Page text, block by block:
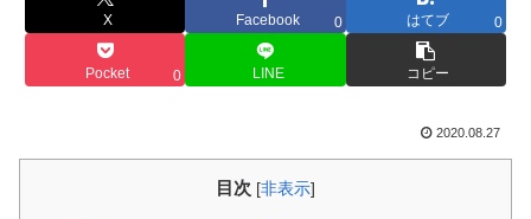
X Facebook 0 はてブ 0
Pocket 0 LINE コピー
2020.08.27
目次 [非表示]